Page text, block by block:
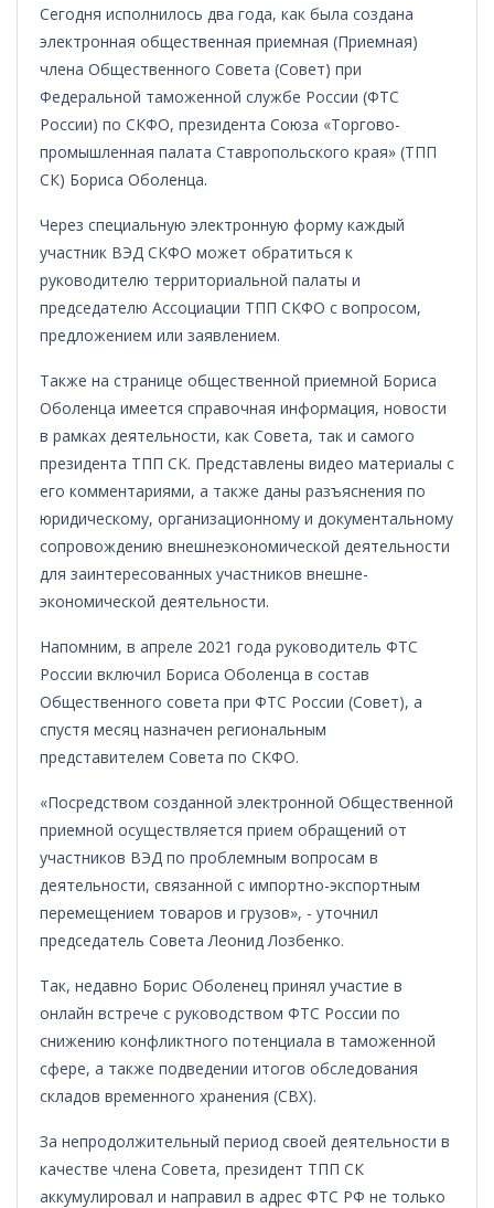
Сегодня исполнилось два года, как была создана
электронная общественная приемная (Приемная)
члена Общественного Совета (Совет) при
Федеральной таможенной службе России (ФТС
России) по СКФО, президента Союза «Торгово-
промышленная палата Ставропольского края» (ТПП
СК) Бориса Оболенца.
Через специальную электронную форму каждый
участник ВЭД СКФО может обратиться к
руководителю территориальной палаты и
председателю Ассоциации ТПП СКФО с вопросом,
предложением или заявлением.
Также на странице общественной приемной Бориса
Оболенца имеется справочная информация, новости
в рамках деятельности, как Совета, так и самого
президента ТПП СК. Представлены видео материалы с
его комментариями, а также даны разъяснения по
юридическому, организационному и документальному
сопровождению внешнеэкономической деятельности
для заинтересованных участников внешне-
экономической деятельности.
Напомним, в апреле 2021 года руководитель ФТС
России включил Бориса Оболенца в состав
Общественного совета при ФТС России (Совет), а
спустя месяц назначен региональным
представителем Совета по СКФО.
«Посредством созданной электронной Общественной
приемной осуществляется прием обращений от
участников ВЭД по проблемным вопросам в
деятельности, связанной с импортно-экспортным
перемещением товаров и грузов», - уточнил
председатель Совета Леонид Лозбенко.
Так, недавно Борис Оболенец принял участие в
онлайн встрече с руководством ФТС России по
снижению конфликтного потенциала в таможенной
сфере, а также подведении итогов обследования
складов временного хранения (СВХ).
За непродолжительный период своей деятельности в
качестве члена Совета, президент ТПП СК
аккумулировал и направил в адрес ФТС РФ не только